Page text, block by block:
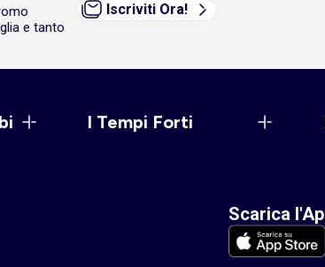
e tanto
Iscriviti Ora!
I Tempi Forti
Scarica